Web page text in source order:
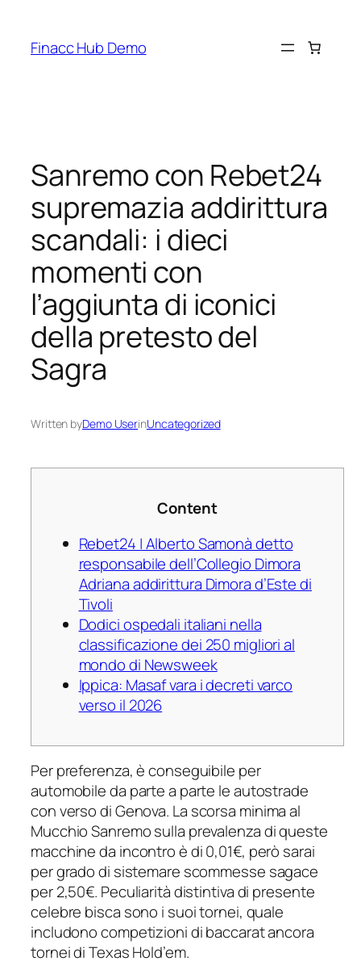
content
Finacc Hub Demo
Sanremo con Rebet24
supremazia addirittura
scandali: i dieci
momenti con
l’aggiunta di iconici
della pretesto del
Sagra
Written byDemo UserinUncategorized
Content
Rebet24 | Alberto Samonà detto
responsabile dell’Collegio Dimora
Adriana addirittura Dimora d’Este di
Tivoli
Dodici ospedali italiani nella
classificazione dei 250 migliori al
mondo di Newsweek
Ippica: Masaf vara i decreti varco
verso il 2026
Per preferenza, è conseguibile per
automobile da parte a parte le autostrade
con verso di Genova. La scorsa minima al
Mucchio Sanremo sulla prevalenza di queste
macchine da incontro è di 0,01€, però sarai
per grado di sistemare scommesse sagace
per 2,50€. Peculiarità distintiva di presente
celebre bisca sono i suoi tornei, quale
includono competizioni di baccarat ancora
tornei di Texas Hold’em.